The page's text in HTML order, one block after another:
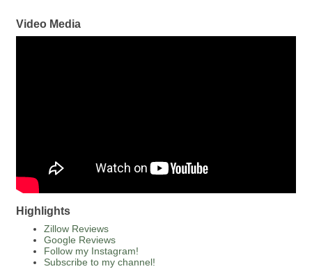
Video Media
Highlights
Zillow Reviews
Google Reviews
Follow my Instagram!
Subscribe to my channel!